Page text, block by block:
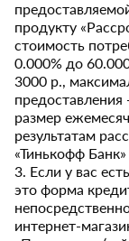
продукту
стоимость
0.000% до
3000 р.,
размер
результатам
«Тинькофф
3. Если у вас
это форма
интернет-